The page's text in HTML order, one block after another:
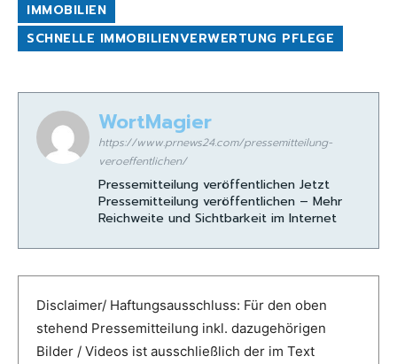
IMMOBILIEN
SCHNELLE IMMOBILIENVERWERTUNG PFLEGE
WortMagier
https://www.prnews24.com/pressemitteilung-
veroeffentlichen/
Pressemitteilung veröffentlichen Jetzt
Pressemitteilung veröffentlichen – Mehr
Reichweite und Sichtbarkeit im Internet
Disclaimer/ Haftungsausschluss: Für den oben
stehend Pressemitteilung inkl. dazugehörigen
Bilder / Videos ist ausschließlich der im Text